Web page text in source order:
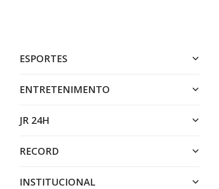
ESPORTES
ENTRETENIMENTO
JR 24H
RECORD
INSTITUCIONAL